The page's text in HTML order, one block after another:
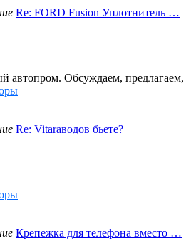
Re: FORD Fusion Уплотнитель …
автопром. Обсуждаем,
Re: Vitaraводов бьете?
Крепежка для телефона вместо …